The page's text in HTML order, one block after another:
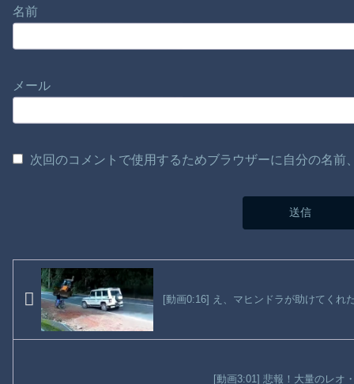
名前
メール
次回のコメントで使用するためブラウザーに自分の名
[動画0:16] え、マヒンドラが助けてくれ
[動画3:01] 悲報！大量のレオ